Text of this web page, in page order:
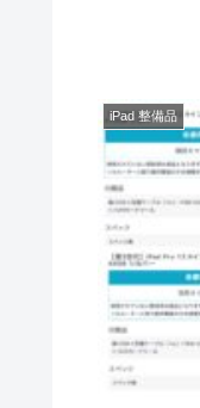
iPad 整備品